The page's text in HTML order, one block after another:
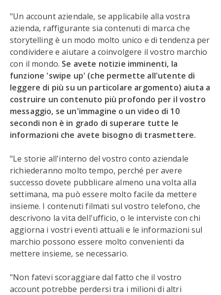
"Un account aziendale, se applicabile alla vostra
azienda, raffigurante sia contenuti di marca che
storytelling è un modo molto unico e di tendenza per
condividere e aiutare a coinvolgere il vostro marchio
con il mondo. Se avete notizie imminenti, la
funzione 'swipe up' (che permette all'utente di
leggere di più su un particolare argomento) aiuta a
costruire un contenuto più profondo per il vostro
messaggio, se un'immagine o un video di 10
secondi non è in grado di superare tutte le
informazioni che avete bisogno di trasmettere.
"Le storie all'interno del vostro conto aziendale
richiederanno molto tempo, perché per avere
successo dovete pubblicare almeno una volta alla
settimana, ma può essere molto facile da mettere
insieme. I contenuti filmati sul vostro telefono, che
descrivono la vita dell'ufficio, o le interviste con chi
aggiorna i vostri eventi attuali e le informazioni sul
marchio possono essere molto convenienti da
mettere insieme, se necessario.
"Non fatevi scoraggiare dal fatto che il vostro
account potrebbe perdersi tra i milioni di altri